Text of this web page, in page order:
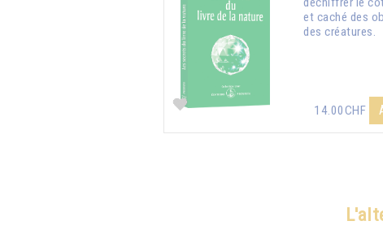
et caché des
des créatures.
14.00CHF